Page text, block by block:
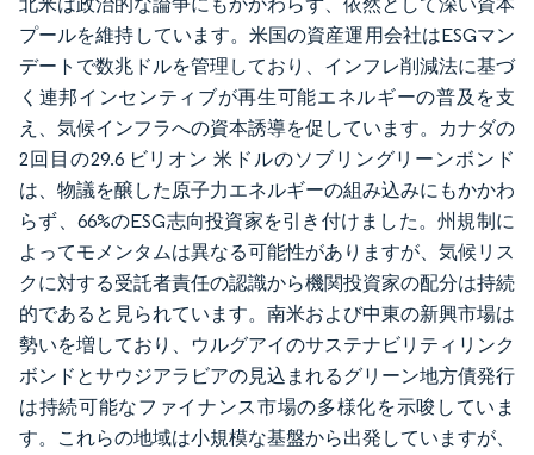
プールを維持しています。米国の資産運用会社はESGマン
デートで数兆ドルを管理しており、インフレ削減法に基づ
く連邦インセンティブが再生可能エネルギーの普及を支
え、気候インフラへの資本誘導を促しています。カナダの
2回目の29.6 ビリオン 米ドルのソブリングリーンボンド
は、物議を醸した原子力エネルギーの組み込みにもかかわ
らず、66%のESG志向投資家を引き付けました。州規制に
よってモメンタムは異なる可能性がありますが、気候リス
クに対する受託者責任の認識から機関投資家の配分は持続
的であると見られています。南米および中東の新興市場は
勢いを増しており、ウルグアイのサステナビリティリンク
ボンドとサウジアラビアの見込まれるグリーン地方債発行
は持続可能なファイナンス市場の多様化を示唆していま
す。これらの地域は小規模な基盤から出発していますが、